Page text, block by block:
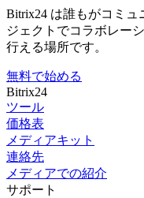
Bitrix24 は誰もがコミュ
ジェクトでコラボレー
行える場所です。
無料で始める
Bitrix24
ツール
価格表
メディアキット
連絡先
メディアでの紹介
サポート